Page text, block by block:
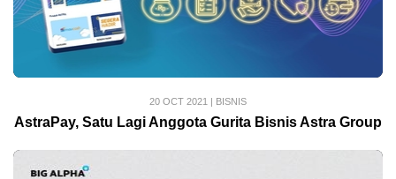
20 OCT 2021 | BISNIS
AstraPay, Satu Lagi Anggota Gurita Bisnis Astra Group